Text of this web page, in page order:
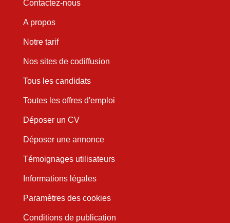
Contactez-nous
A propos
Notre tarif
Nos sites de codiffusion
Tous les candidats
Toutes les offres d'emploi
Déposer un CV
Déposer une annonce
Témoignages utilisateurs
Informations légales
Paramètres des cookies
Conditions de publication